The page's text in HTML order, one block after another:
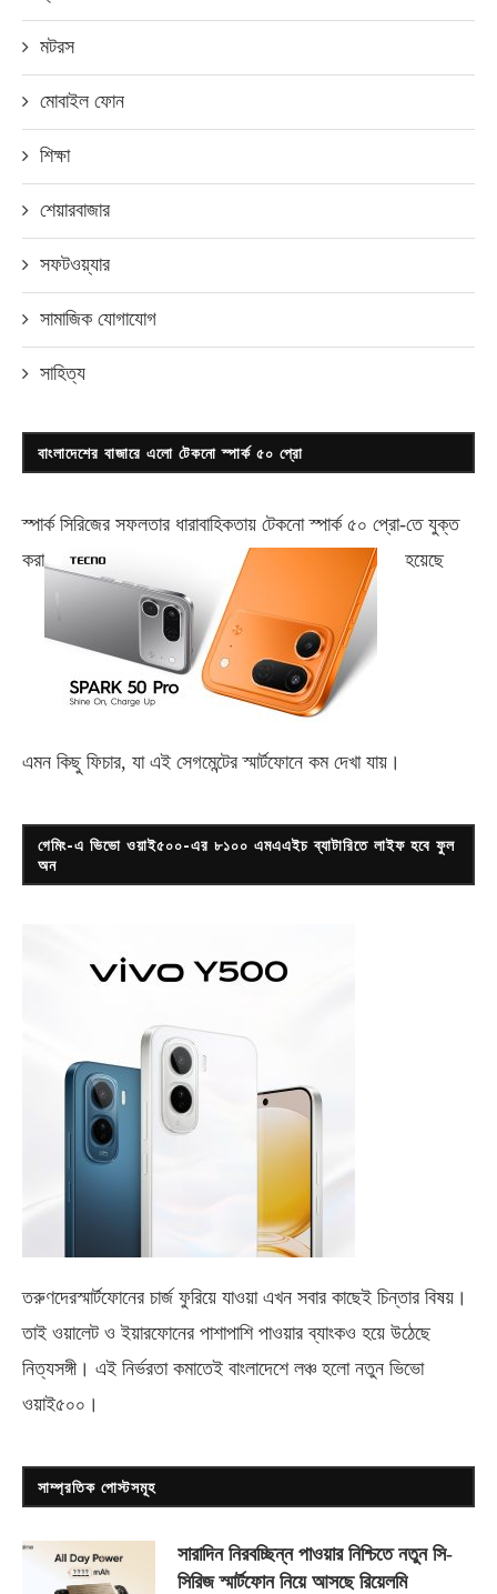
মটরস
মোবাইল ফোন
শিক্ষা
শেয়ারবাজার
সফটওয়্যার
সামাজিক যোগাযোগ
সাহিত্য
বাংলাদেশের বাজারে এলো টেকনো স্পার্ক ৫০ প্রো
স্পার্ক সিরিজের সফলতার ধারাবাহিকতায় টেকনোস্পার্ক ৫০ প্রো-তে যুক্ত
করা
হয়েছে
এমন কিছু ফিচার, যা এই সেগমেন্টের স্মার্টফোনে কম দেখা যায়।
গেমিং-এ ভিভো ওয়াই৫০০-এর ৮১০০ এমএএইচ ব্যাটারিতে লাইফ হবে ফুল
অন
তরুণদেরস্মার্টফোনের চার্জ ফুরিয়ে যাওয়া এখন সবার কাছেই চিন্তার বিষয়।
তাই ওয়ালেট ও ইয়ারফোনের পাশাপাশি পাওয়ার ব্যাংকও হয়ে উঠেছে
নিত্যসঙ্গী। এই নির্ভরতা কমাতেই বাংলাদেশে লঞ্চ হলো নতুন ভিভো
ওয়াই৫০০ ।
সাম্প্রতিক পোস্টসমূহ
সারাদিন নিরবচ্ছিন্ন পাওয়ার নিশ্চিতে নতুন সি-
সিরিজ স্মার্টফোন নিয়ে আসছে রিয়েলমি